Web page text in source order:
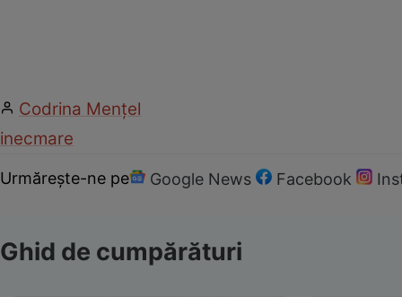
Codrina Mențel
inecmare
Urmărește-ne pe Google News Facebook
Ghid de cumpărături